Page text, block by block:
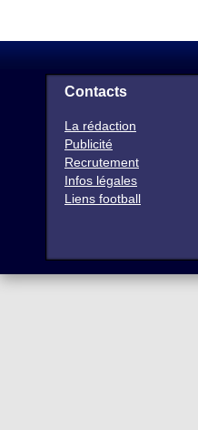
Contacts
La rédaction
Publicité
Recrutement
Infos légales
Liens football